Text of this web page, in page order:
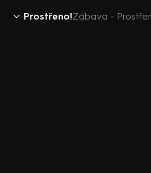
Prostřeno!Zábava -